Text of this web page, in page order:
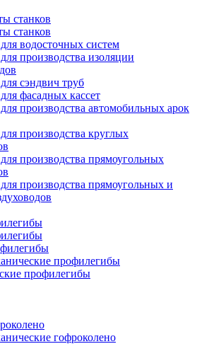
станков
станков
водосточных систем
производства изоляции
сэндвич труб
фасадных кассет
производства автомобильных арок
производства круглых
производства прямоугольных
производства прямоугольных и
профилегибы
профилегибы
гофроколено